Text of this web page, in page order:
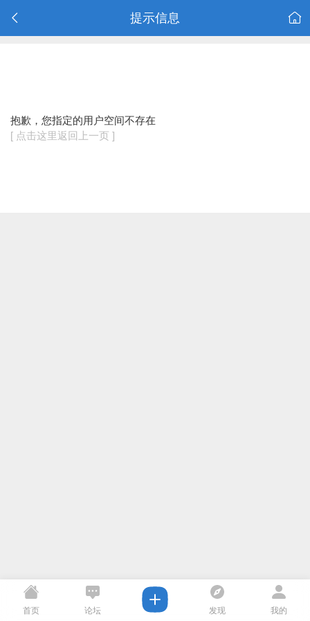
提示信息
抱歉，您指定的用户空间不存在
[ 点击这里返回上一页 ]
首页 论坛 发现 我的